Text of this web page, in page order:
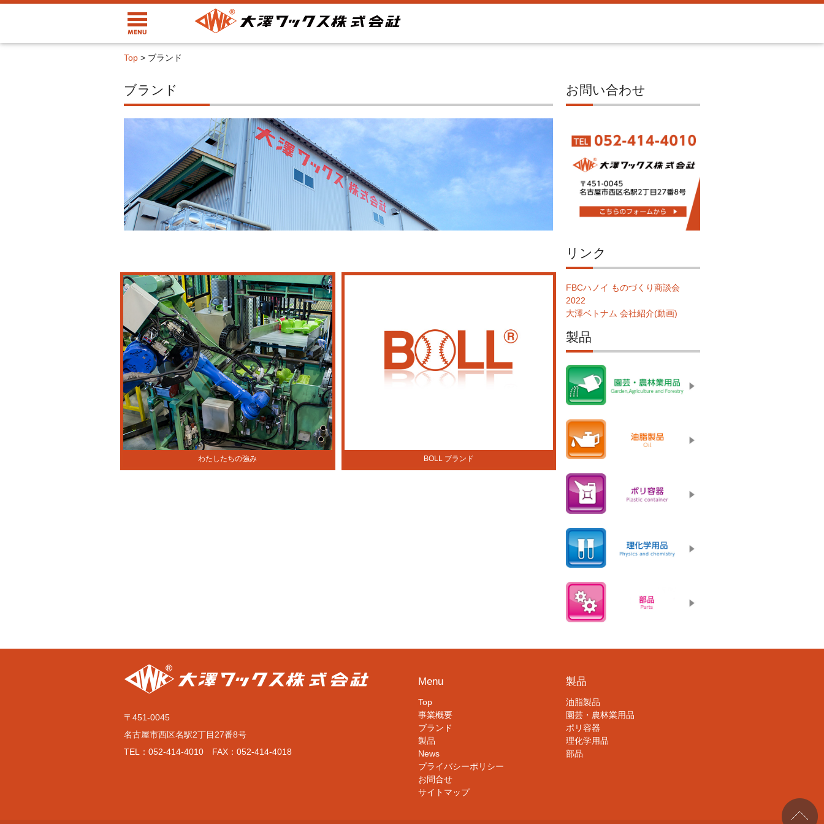
Top> ブランド
ブランド
わたしたちの強み BOLL ブランド
お問い合わせ
リンク
FBCハノイ ものづくり商談会
2022
大澤ベトナム 会社紹介(動画)
製品
〒451-0045
名古屋市西区名駅2丁目27番8号
TEL：052-414-4010 FAX：052-414-4018
Menu
Top
事業概要
ブランド
製品
News
プライバシーポリシー
お問合せ
サイトマップ
製品
油脂製品
園芸・農林業用品
ポリ容器
理化学用品
部品